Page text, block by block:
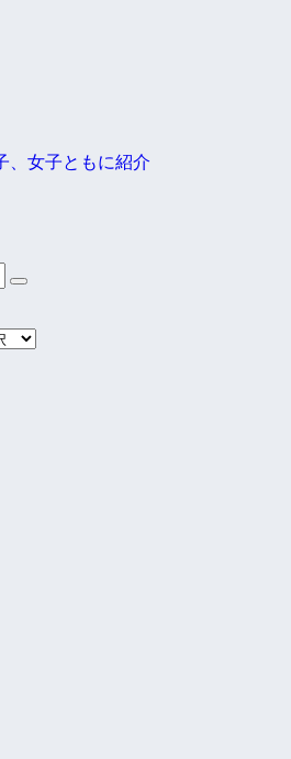
、女子ともに紹介